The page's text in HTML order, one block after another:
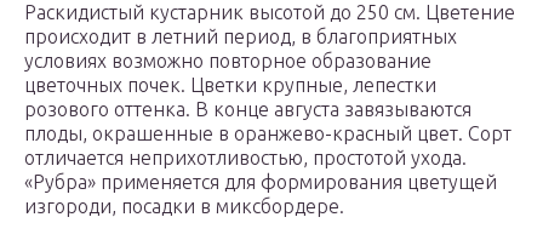
Раскидистый кустарник высотой до 250 см. Цветение
происходит в летний период, в благоприятных
условиях возможно повторное образование
цветочных почек. Цветки крупные, лепестки
розового оттенка. В конце августа завязываются
плоды, окрашенные в оранжево-красный цвет. Сорт
отличается неприхотливостью, простотой ухода.
«Рубра» применяется для формирования цветущей
изгороди, посадки в миксбордере.